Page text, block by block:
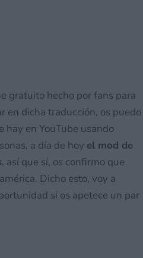
gratuito hecho por fans para
en dicha traducción, os puedo
hay en YouTube usando
a día de hoy el mod de
, así que sí, os confirmo que
Dicho esto, voy a
si os apetece un par